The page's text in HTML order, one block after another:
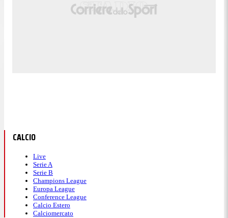
CALCIO
Live
Serie A
Serie B
Champions League
Europa League
Conference League
Calcio Estero
Calciomercato